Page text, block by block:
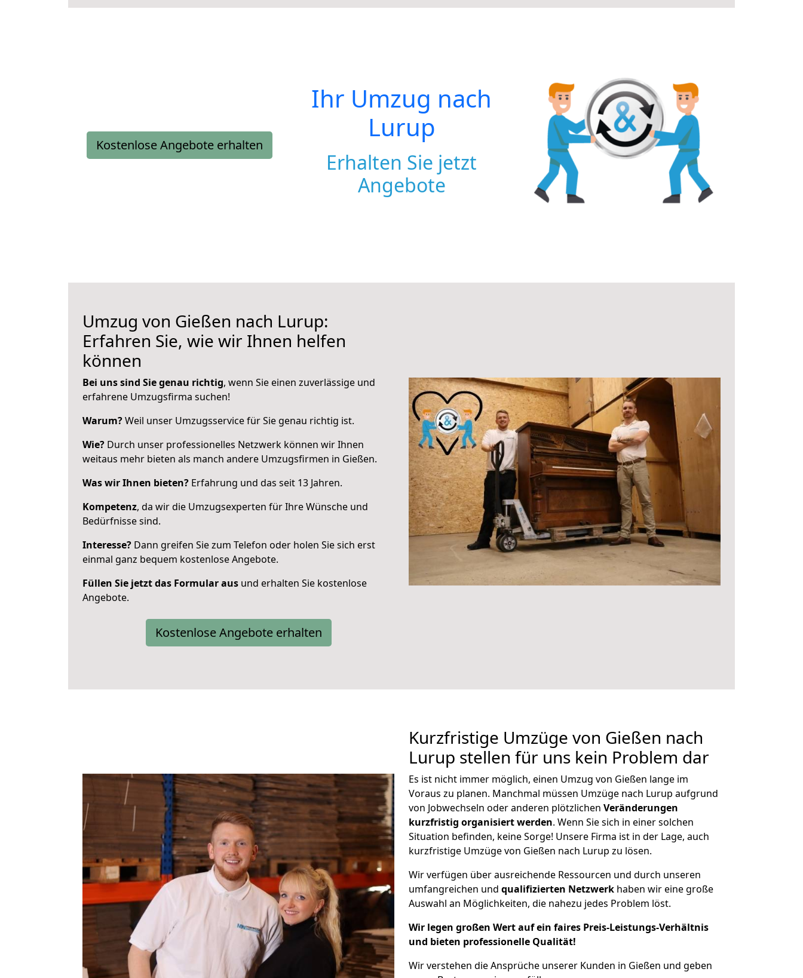
Kostenlose Angebote erhalten
Ihr Umzug nach
Lurup
Erhalten Sie jetzt
Angebote
Umzug von Gießen nach Lurup:
Erfahren Sie, wie wir Ihnen helfen
können
Bei uns sind Sie genau richtig, wenn Sie einen zuverlässige und
erfahrene Umzugsfirma suchen!
Warum?Weil unser Umzugsservice für Sie genau richtig ist.
Wie? Durch unser professionelles Netzwerk können wir Ihnen
weitaus mehr bieten als manch andere Umzugsfirmen in Gießen.
Was wir Ihnen bieten? Erfahrung und das seit 13 Jahren.
Kompetenz, da wir die Umzugsexperten für Ihre Wünsche und
Bedürfnisse sind.
Interesse? Dann greifen Sie zum Telefon oder holen Sie sich erst
einmal ganz bequem kostenlose Angebote.
Füllen Sie jetzt das Formular aus und erhalten Sie kostenlose
Angebote.
Kostenlose Angebote erhalten
Kurzfristige Umzüge von Gießen nach
Lurup stellen für uns kein Problem dar
Es ist nicht immer möglich, einen Umzug von Gießen lange im
Voraus zu planen. Manchmal müssen Umzüge nach Lurup aufgrund
von Jobwechseln oder anderen plötzlichen Veränderungen
kurzfristig organisiert werden. Wenn Sie sich in einer solchen
Situation befinden, keine Sorge! Unsere Firma ist in der Lage, auch
kurzfristige Umzüge von Gießen nach Lurup zu lösen.
Wir verfügen über ausreichende Ressourcen und durch unseren
umfangreichen und qualifizierten Netzwerk haben wir eine große
Auswahl an Möglichkeiten, die nahezu jedes Problem löst.
Wir legen großen Wert auf ein faires Preis-Leistungs-Verhältnis
und bieten professionelle Qualität!
Wir verstehen die Ansprüche unserer Kunden in Gießen und geben